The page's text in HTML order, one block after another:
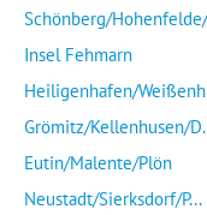
Schönberg/
Insel Fehmarn
Heiligenhafen/
Grömitz/Kellenhusen/
Eutin/Malente/Plön
Neustadt/Sierksdorf/P...